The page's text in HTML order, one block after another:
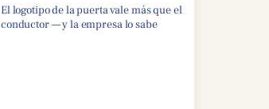
El logotipo de la puerta vale más que el
conductor — y la empresa lo sabe